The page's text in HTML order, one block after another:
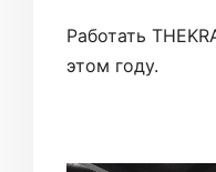
Работать
этом году.